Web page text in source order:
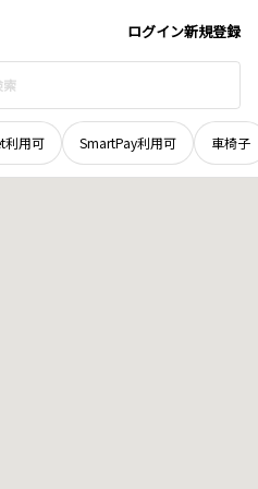
ログイン新規登録
利用可 SmartPay利用可 車椅子